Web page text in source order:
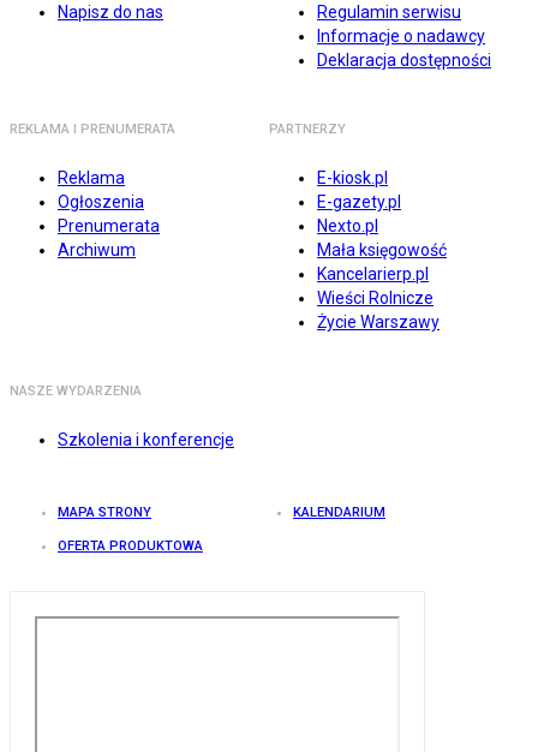
Napisz do nas
Regulamin serwisu
Informacje o nadawcy
Deklaracja dostępności
REKLAMA I PRENUMERATA
Reklama
Ogłoszenia
Prenumerata
Archiwum
PARTNERZY
E-kiosk.pl
E-gazety.pl
Nexto.pl
Mała księgowość
Kancelarierp.pl
Wieści Rolnicze
Życie Warszawy
NASZE WYDARZENIA
Szkolenia i konferencje
MAPA STRONY KALENDARIUM
OFERTA PRODUKTOWA